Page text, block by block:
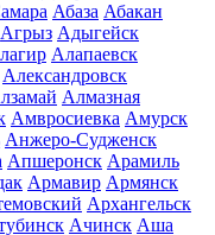
Абаза Абакан
Агрыз Адыгейск
Алапаевск
Александровск
Алмазная
Амвросиевка Амурск
Анжеро-Судженск
Апшеронск Арамиль
Армавир Армянск
Архангельск
Ачинск Аша